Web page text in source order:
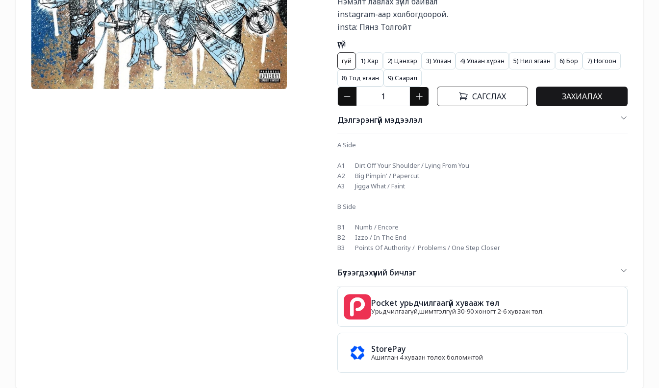
instagram-аар холбогдоорой.
insta: Пянз Толгойт
үгүй
Үгүй 1) Хар 2) Цэнхэр 3) Улаан 4) Улаан хүрэн 5) Нил ягаан 6) Бор
7) Ногоон
8) Тод ягаан
9) Саарал
САГСЛАХ ЗАХИАЛАХ
Дэлгэрэнгүй мэдээлэл
A Side
A3		Jigga What / Faint
B Side
B3		Points Of Authority /  Problems / One Step Closer
Бүтээгдэхүүний бичлэг
Pocket урьдчилгаагүй хувааж төл
Урьдчилгаагүй,шимтгэлгүй 30-90 хоногт 2-6 хувааж төл.
StorePay
Ашиглан 4 хуваан төлөх боломжтой